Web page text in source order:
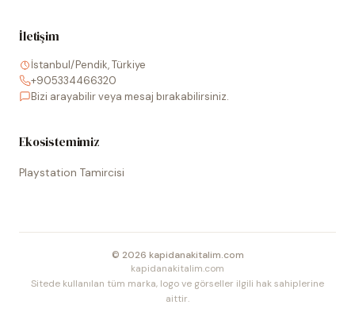
İletişim
İstanbul/Pendik, Türkiye
+905334466320
Bizi arayabilir veya mesaj bırakabilirsiniz.
Ekosistemimiz
Playstation Tamircisi
© 2026 kapidanakitalim.com
kapidanakitalim.com
Sitede kullanılan tüm marka, logo ve görseller ilgili hak sahiplerine
aittir.